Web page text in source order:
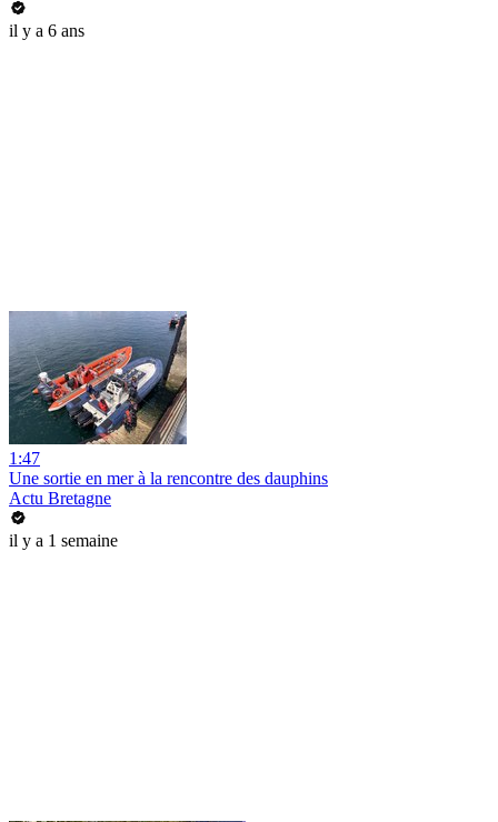
il y a 6 ans
1:47
Une sortie en mer à la rencontre des dauphins
Actu Bretagne
il y a 1 semaine